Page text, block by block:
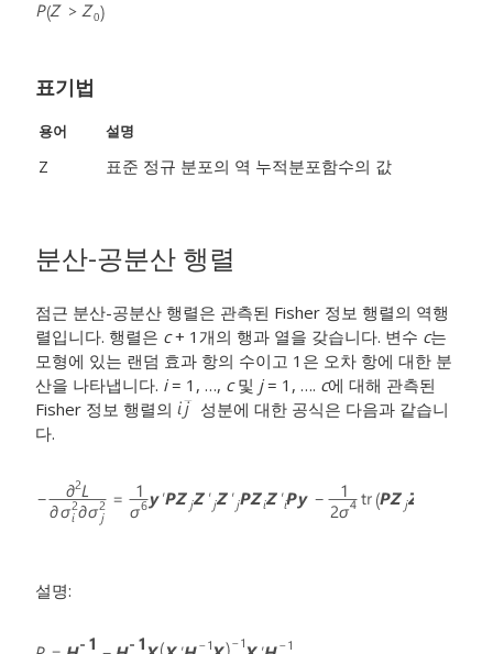
표기법
용어 설명
Z 표준 정규 분포의 역 누적분포함수의 값
분산-공분산 행렬
점근 분산-공분산 행렬은 관측된 Fisher 정보 행렬의 역행
렬입니다. 행렬은 c+ 1개의 행과 열을 갖습니다. 변수 c는
모형에 있는 랜덤 효과 항의 수이고 1은 오차 항에 대한 분
산을 나타냅니다. i= 1, …, c및 j= 1, …. c에 대해 관측된
Fisher 정보 행렬의
성분에 대한 공식은 다음과 같습니
다.
설명: